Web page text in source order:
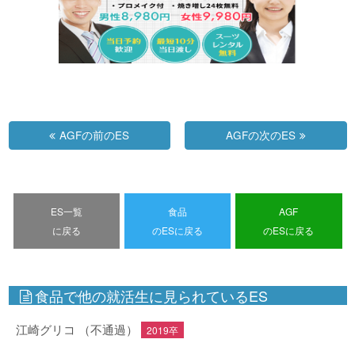
AGFの前のES AGFの次のES
ES一覧
に戻る
食品
のESに戻る
AGF
のESに戻る
食品で他の就活生に見られているES
江崎グリコ （不通過） 2019卒